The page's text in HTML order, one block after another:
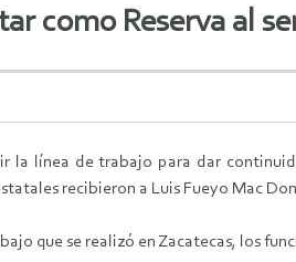
como Reserva al
la línea de trabajo para dar
recibieron a Luis Fueyo Mac
que se realizó en Zacatecas, los